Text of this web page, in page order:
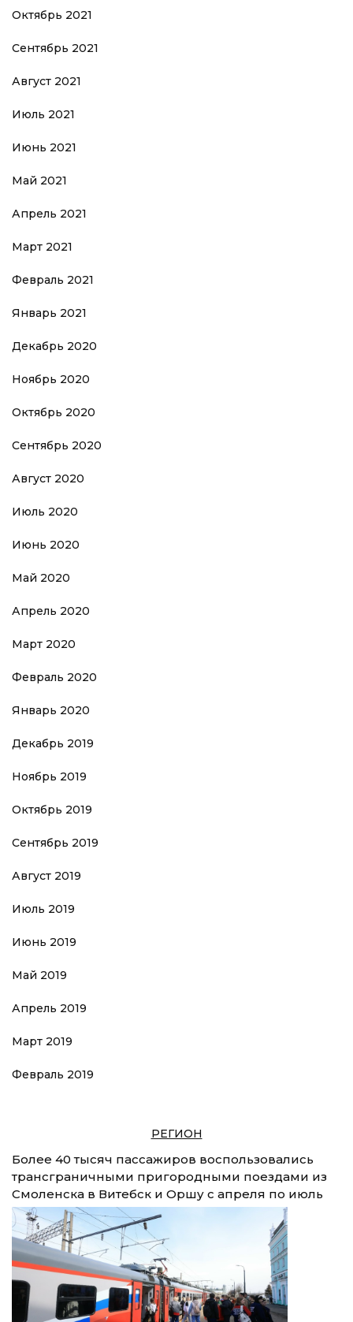
Октябрь 2021
Сентябрь 2021
Август 2021
Июль 2021
Июнь 2021
Май 2021
Апрель 2021
Март 2021
Февраль 2021
Январь 2021
Декабрь 2020
Ноябрь 2020
Октябрь 2020
Сентябрь 2020
Август 2020
Июль 2020
Июнь 2020
Май 2020
Апрель 2020
Март 2020
Февраль 2020
Январь 2020
Декабрь 2019
Ноябрь 2019
Октябрь 2019
Сентябрь 2019
Август 2019
Июль 2019
Июнь 2019
Май 2019
Апрель 2019
Март 2019
Февраль 2019
РЕГИОН
Более 40 тысяч пассажиров воспользовались
трансграничными пригородными поездами из
Смоленска в Витебск и Оршу с апреля по июль